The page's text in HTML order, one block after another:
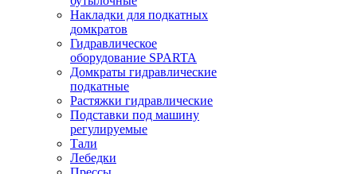
Накладки для подкатных
домкратов
Гидравлическое
оборудование SPARTA
Домкраты гидравлические
подкатные
Растяжки гидравлические
Подставки под машину
регулируемые
Тали
Лебедки